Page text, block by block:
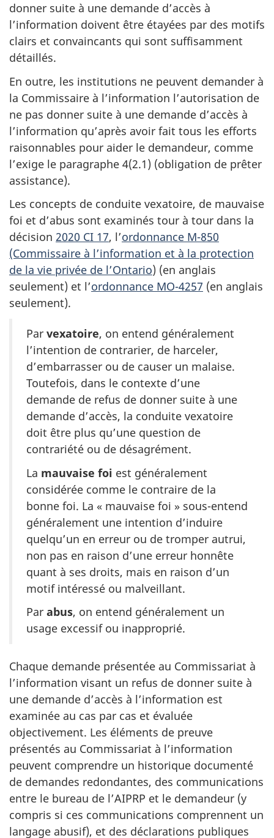
donner suite à une demande d’accès à
l’information doivent être étayées par des motifs
clairs et convaincants qui sont suffisamment
détaillés.
En outre, les institutions ne peuvent demander à
la Commissaire à l’information l’autorisation de
ne pas donner suite à une demande d’accès à
l’information qu’après avoir fait tous les efforts
raisonnables pour aider le demandeur, comme
l’exige le paragraphe 4(2.1) (obligation de prêter
assistance).
Les concepts de conduite vexatoire, de mauvaise
foi et d’abus sont examinés tour à tour dans la
décision 2020 CI 17, l’ordonnance M-850
(Commissaire à l’information et à la protection
de la vie privée de l’Ontario) (en anglais
seulement) et l’ordonnance MO-4257 (en anglais
seulement).
Par vexatoire, on entend généralement
l’intention de contrarier, de harceler,
d’embarrasser ou de causer un malaise.
Toutefois, dans le contexte d’une
demande de refus de donner suite à une
demande d’accès, la conduite vexatoire
doit être plus qu’une question de
contrariété ou de désagrément.
La mauvaise foi est généralement
considérée comme le contraire de la
bonne foi. La « mauvaise foi » sous-entend
généralement une intention d’induire
quelqu’un en erreur ou de tromper autrui,
non pas en raison d’une erreur honnête
quant à ses droits, mais en raison d’un
motif intéressé ou malveillant.
Par abus, on entend généralement un
usage excessif ou inapproprié.
Chaque demande présentée au Commissariat à
l’information visant un refus de donner suite à
une demande d’accès à l’information est
examinée au cas par cas et évaluée
objectivement. Les éléments de preuve
présentés au Commissariat à l’information
peuvent comprendre un historique documenté
de demandes redondantes, des communications
entre le bureau de l’AIPRP et le demandeur (y
compris si ces communications comprennent un
langage abusif), et des déclarations publiques